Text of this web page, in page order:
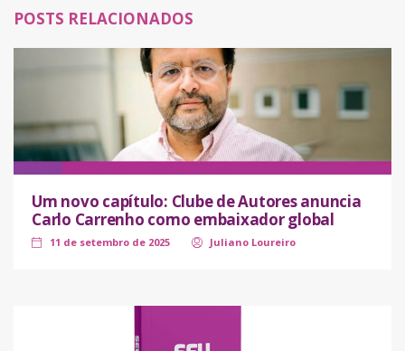
POSTS RELACIONADOS
Um novo capítulo: Clube de Autores anuncia
Carlo Carrenho como embaixador global
11 de setembro de 2025 Juliano Loureiro